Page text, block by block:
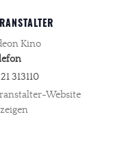
Kino
313110
Website